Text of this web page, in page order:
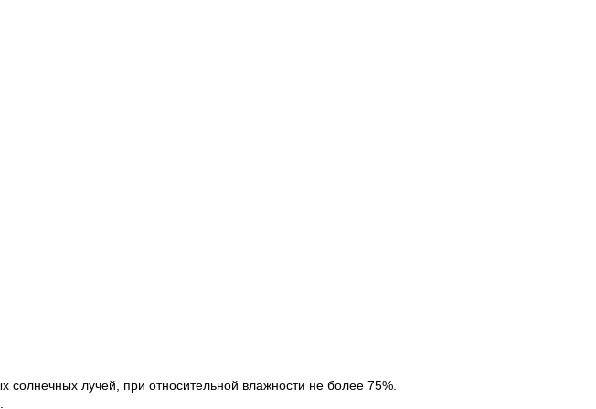
лучей, при относительной влажности не более 75%.